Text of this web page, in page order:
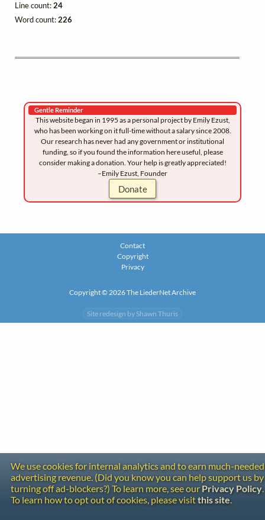
Line count:24
Word count:226
Gentle Reminder
This website began in 1995 as a personal project by Emily Ezust,
who has been working on it full-time without a salary since 2008.
Our research has never had any government or institutional
funding, so if you found the information here useful, please
consider making a donation. Your help is greatly appreciated!
–Emily Ezust, Founder
Donate
We use cookies for internal analytics and to earn much-needed
advertising revenue. (Did you know you can help support us by
turning off ad-blockers?) To learn more, see our Privacy Policy.
To learn how to opt out of cookies, please visitthis site.
Contact
Copyright
Privacy
Copyright © 2026 The LiederNet Archive
Site redesign by Shawn Thuris